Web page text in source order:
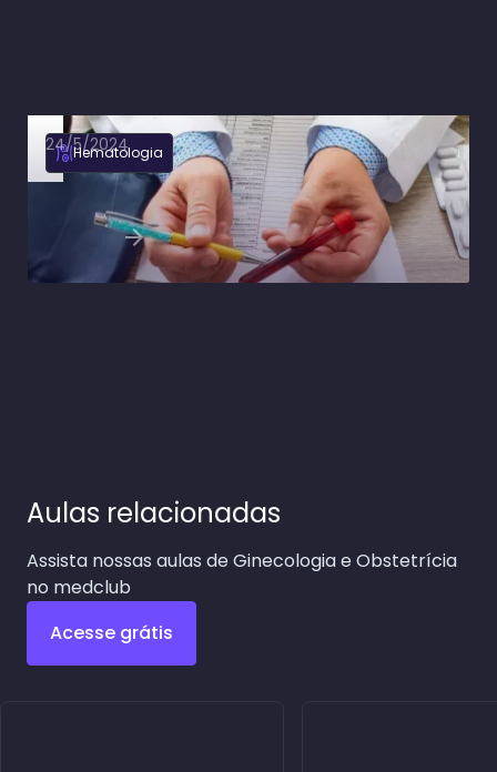
Hematologia
24/5/2024
Anemia hipoproliferativa: causas, sintomas e
diagnóstico diferencial
Ler artigo
Aulas relacionadas
Assista nossas aulas de Ginecologia e Obstetrícia
no medclub
Acesse grátis